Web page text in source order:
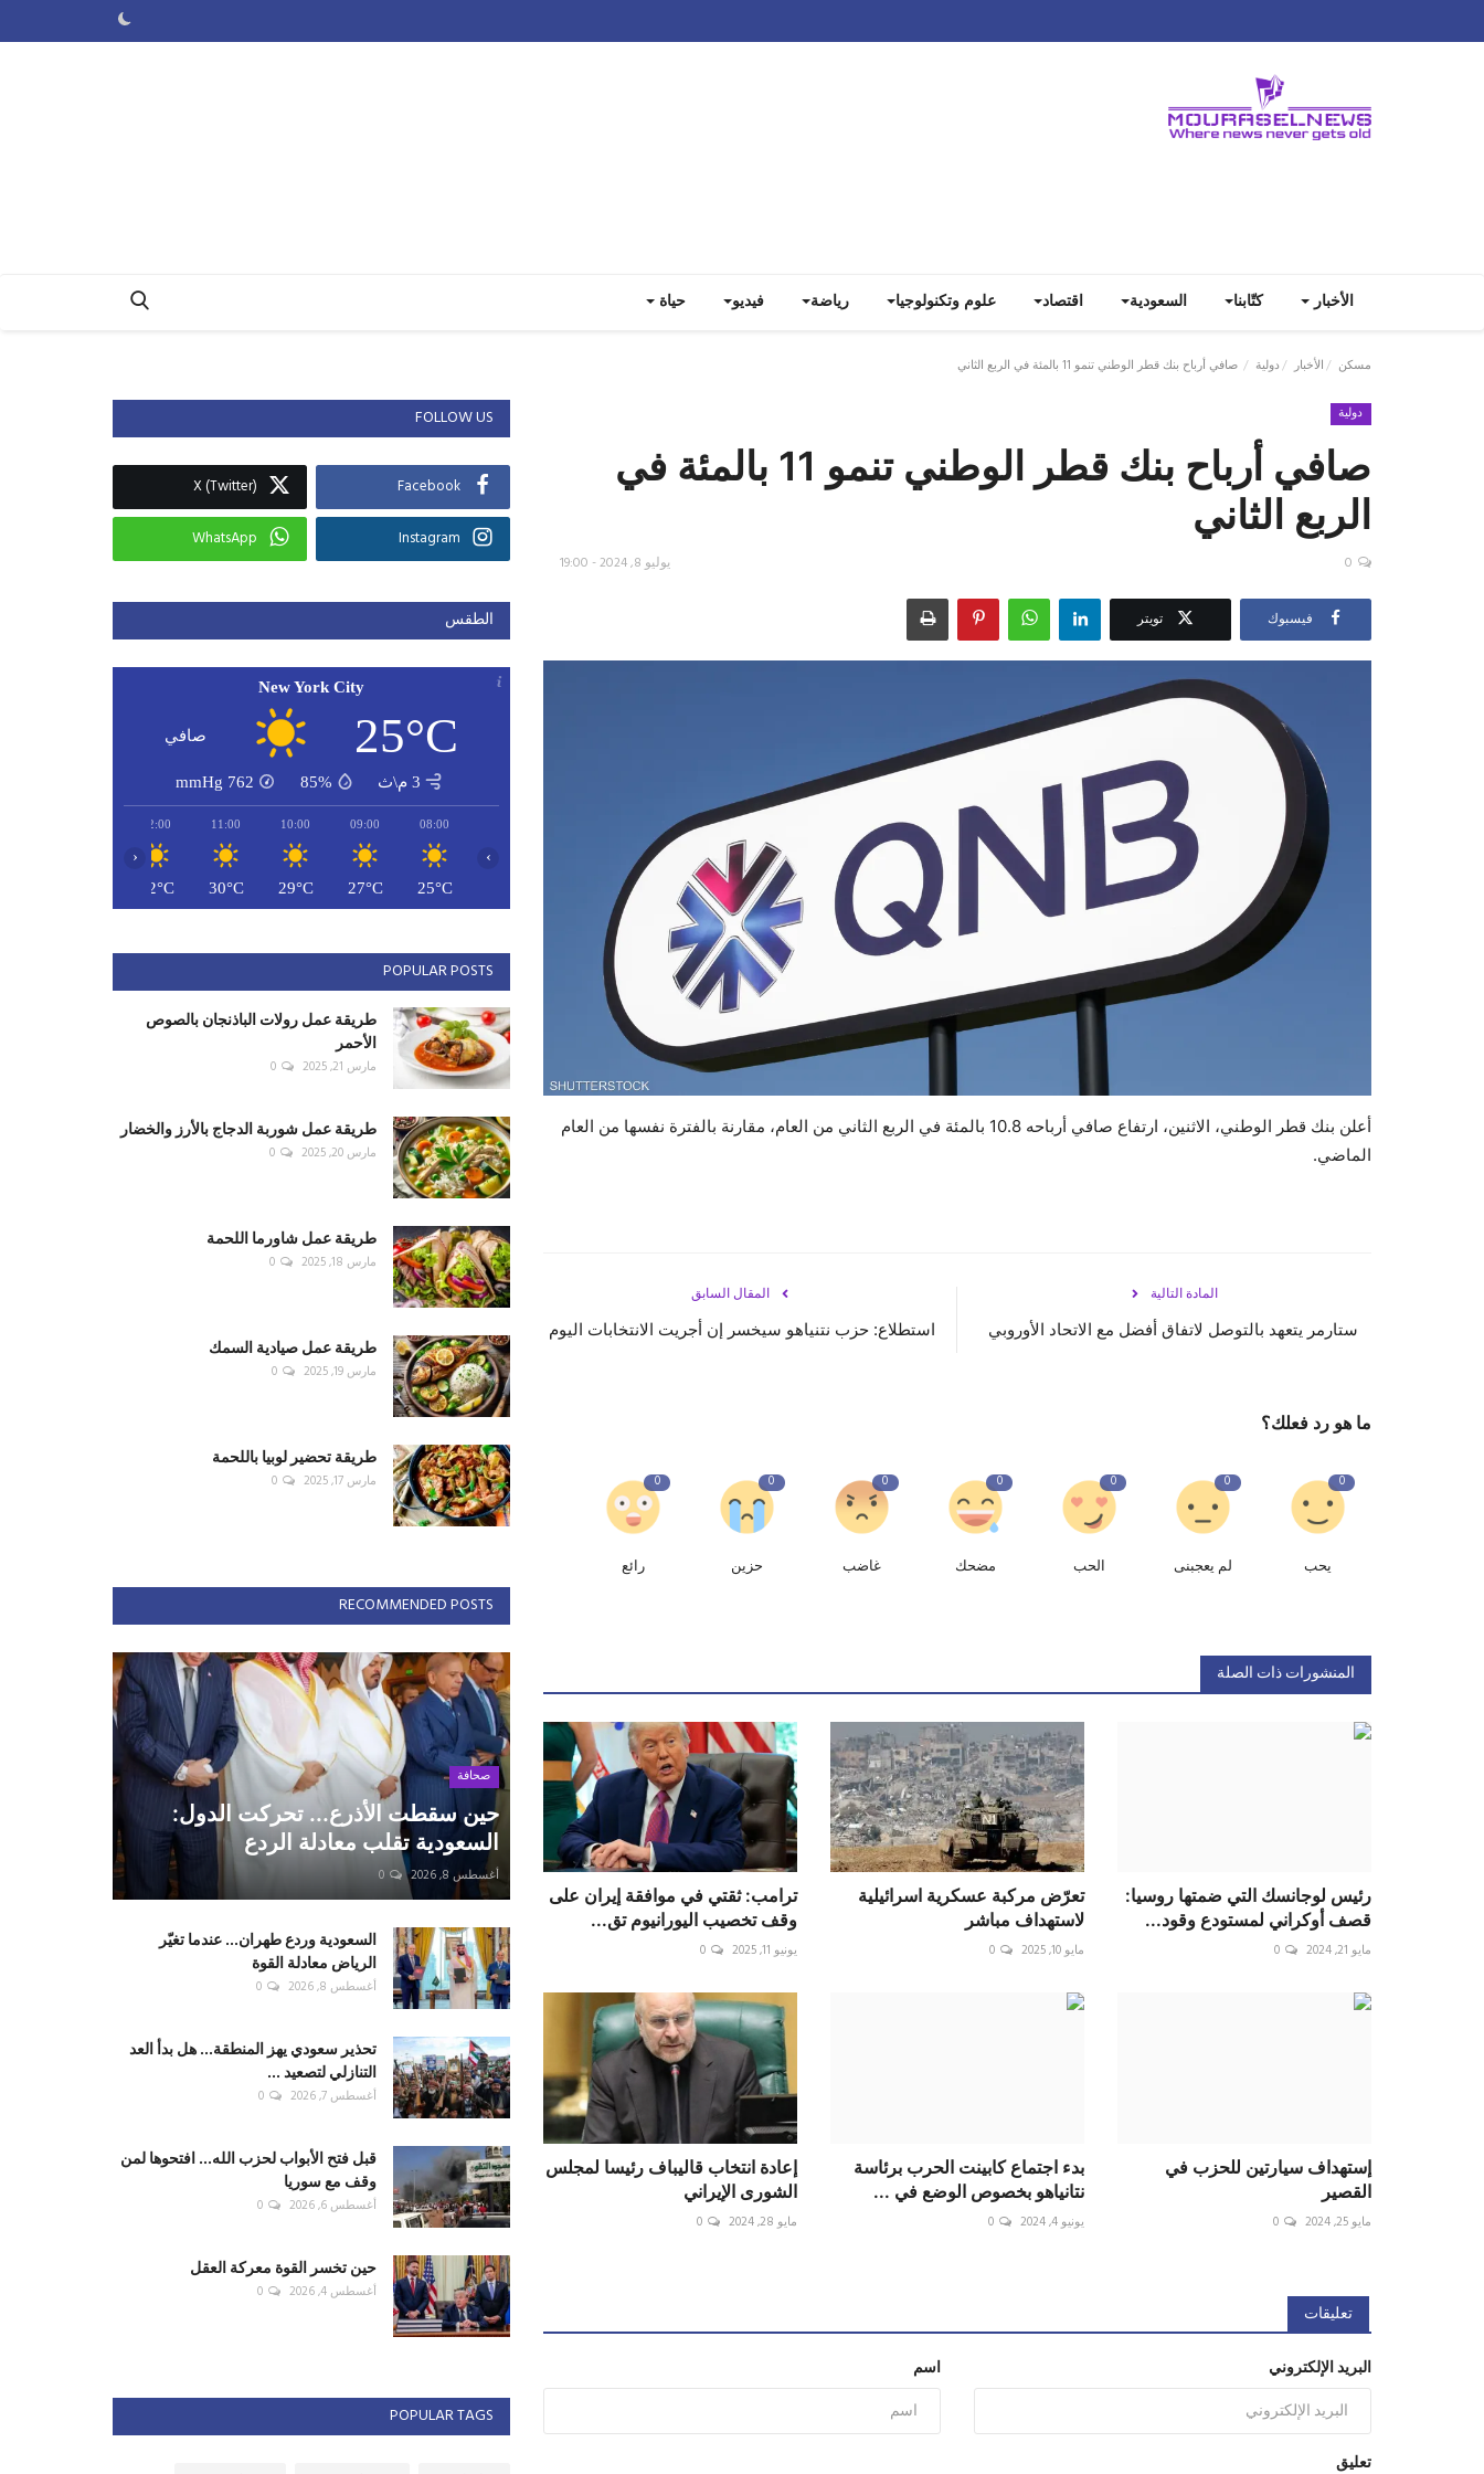
الأخبار كتّابنا السعودية اقتصاد علوم وتكنولوجيا رياضة فيديو حياة
مسكن الأخبار دولية صافي أرباح بنك قطر الوطني تنمو 11 بالمئة في الربع الثاني
دولية
صافي أرباح بنك قطر الوطني تنمو 11 بالمئة في
الربع الثاني
يوليو 8, 2024 - 19:00 0
فيسبوك تويتر
أعلن بنك قطر الوطني، الاثنين، ارتفاع صافي أرباحه 10.8 بالمئة في الربع الثاني من العام، مقارنة بالفترة نفسها من العام
الماضي.
المقال السابق
استطلاع: حزب نتنياهو سيخسر إن أجريت الانتخابات اليوم
المادة التالية
ستارمر يتعهد بالتوصل لاتفاق أفضل مع الاتحاد الأوروبي
ما هو رد فعلك؟
0
يحب
0
لم يعجبنى
0
الحب
0
مضحك
0
غاضب
0
حزين
0
رائع
المنشورات ذات الصلة
رئيس لوجانسك التي ضمتها روسيا:
قصف أوكراني لمستودع وقود...
مايو 21, 2024 0
تعرّض مركبة عسكرية اسرائيلية
لاستهداف مباشر
مايو 10, 2025 0
ترامب: ثقتي في موافقة إيران على
وقف تخصيب اليورانيوم تق...
يونيو 11, 2025 0
إستهداف سيارتين للحزب في
القصير
مايو 25, 2024 0
بدء اجتماع كابينت الحرب برئاسة
نتانياهو بخصوص الوضع في ...
يونيو 4, 2024 0
إعادة انتخاب قاليباف رئيسا لمجلس
الشورى الإيراني
مايو 28, 2024 0
تعليقات
اسم البريد الإلكتروني
تعليق
FOLLOW US
Facebook
X (Twitter)
Instagram
WhatsApp
الطقس
New York City
25°C صافي
3 م\ث 85%
762
mmHg
08:00
25°C
09:00
27°C
10:00
29°C
11:00
30°C
12:00
32°C
‹ ›
POPULAR POSTS
طريقة عمل رولات الباذنجان بالصوص
الأحمر
مارس 21, 2025 0
طريقة عمل شوربة الدجاج بالأرز والخضار
مارس 20, 2025 0
طريقة عمل شاورما اللحمة
مارس 18, 2025 0
طريقة عمل صيادية السمك
مارس 19, 2025 0
طريقة تحضير لوبيا باللحمة
مارس 17, 2025 0
RECOMMENDED POSTS
صحافة
حين سقطت الأذرع... تحركت الدول:
السعودية تقلب معادلة الردع
أغسطس 8, 2026 0
السعودية وردع طهران... عندما تغيّر
الرياض معادلة القوة
أغسطس 8, 2026 0
تحذير سعودي يهز المنطقة... هل بدأ العد
التنازلي لتصعيد ...
أغسطس 7, 2026 0
قبل فتح الأبواب لحزب الله... افتحوها لمن
وقف مع سوريا
أغسطس 6, 2026 0
حين تخسر القوة معركة العقل
أغسطس 4, 2026 0
POPULAR TAGS